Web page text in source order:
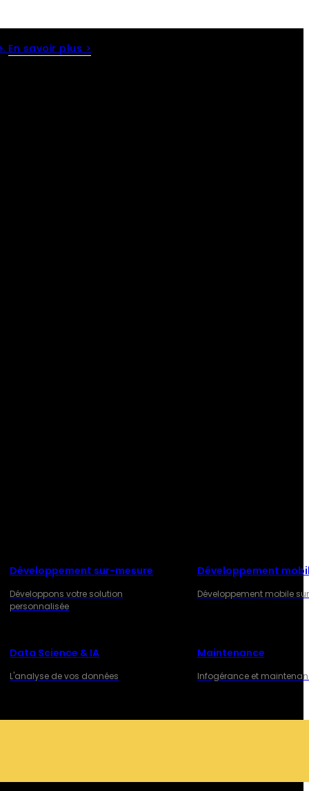
En savoir plus >
Développement sur-mesure
Développons votre solution
personnalisée
Développement
Développement mobile
Data Science & IA
L'analyse de vos données
Maintenance
Infogérance et